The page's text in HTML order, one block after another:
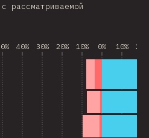
рассматриваемой
40% 30% 20% 10% 0% 10% 20%